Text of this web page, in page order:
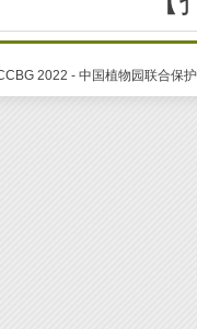
2022 - 中国植物园联合保